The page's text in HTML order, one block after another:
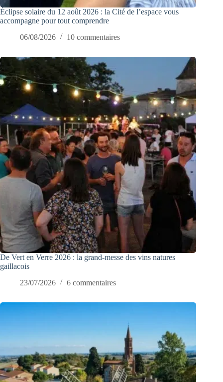
Éclipse solaire du 12 août 2026 : la Cité de l’espace vous
accompagne pour tout comprendre
06/08/2026
10 commentaires
De Vert en Verre 2026 : la grand-messe des vins natures
gaillacois
23/07/2026
6 commentaires